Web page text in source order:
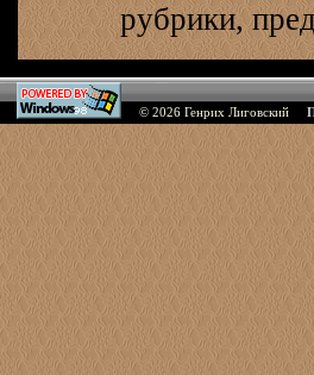
рубрики,
© 2026 Генрих Лиговский